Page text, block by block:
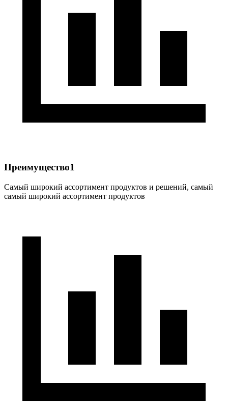
Преимущество1
Самый широкий ассортимент продуктов и решений, самый
самый широкий ассортимент продуктов